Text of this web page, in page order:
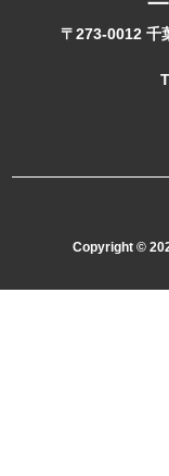
〒273-0012
Copyright ©